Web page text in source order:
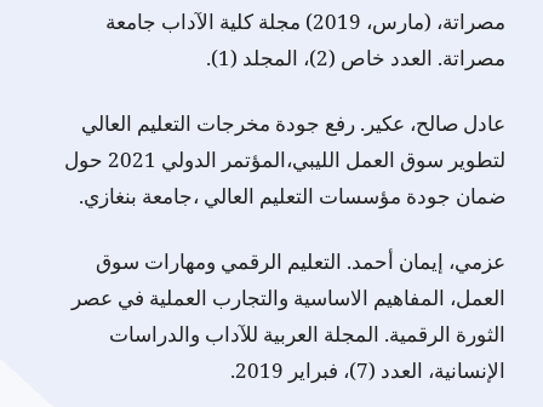
مصراتة، (مارس، 2019) مجلة كلية الآداب جامعة
مصراتة. العدد خاص (2)، المجلد (1).
عادل صالح، عكير. رفع جودة مخرجات التعليم العالي
لتطوير سوق العمل الليبي،المؤتمر الدولي 2021 حول
ضمان جودة مؤسسات التعليم العالي ،جامعة بنغازي.
عزمي، إيمان أحمد. التعليم الرقمي ومهارات سوق
العمل، المفاهيم الاساسية والتجارب العملية في عصر
الثورة الرقمية. المجلة العربية للآداب والدراسات
الإنسانية، العدد (7)، فبراير 2019.